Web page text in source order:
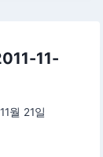
11-
월 21일